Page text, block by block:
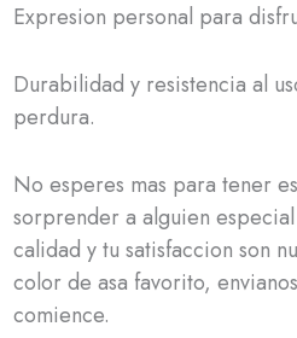
Expresion personal para
Durabilidad y resistencia al
perdura.
No esperes mas para tener
sorprender a alguien
calidad y tu satisfaccion son
color de asa favorito,
comience.